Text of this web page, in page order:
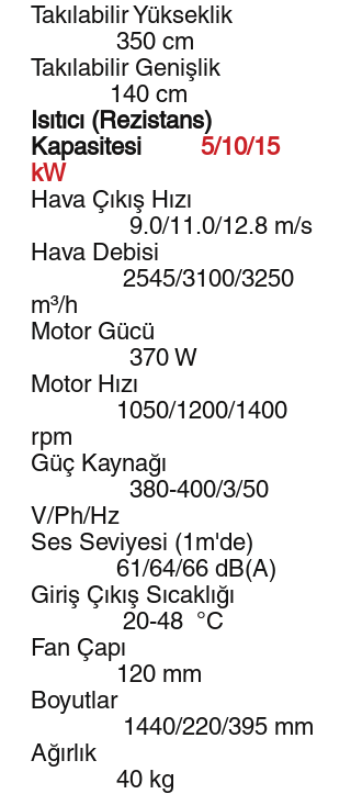
Takılabilir Yükseklik
350 cm
Takılabilir Genişlik
140 cm
Isıtıcı (Rezistans)
Kapasitesi
5/10/15
kW
Hava Çıkış Hızı
9.0/11.0/12.8 m/s
Hava Debisi
2545/3100/3250
m³/h
Motor Gücü
370 W
Motor Hızı
1050/1200/1400
rpm
Güç Kaynağı
380-400/3/50
V/Ph/Hz
Ses Seviyesi (1m'de)
61/64/66 dB(A)
Giriş Çıkış Sıcaklığı
20-48 °C
Fan Çapı
120 mm
Boyutlar
1440/220/395 mm
Ağırlık
40 kg